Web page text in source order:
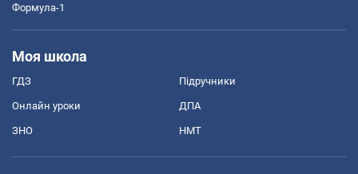
Формула-1
Моя школа
ГДЗ Підручники
Онлайн уроки ДПА
ЗНО НМТ